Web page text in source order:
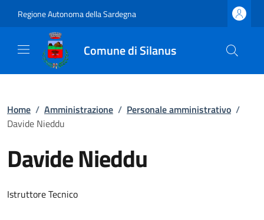
Regione Autonoma della Sardegna
Comune di Silanus
Home / Amministrazione / Personale amministrativo /
Davide Nieddu
Davide Nieddu
Istruttore Tecnico